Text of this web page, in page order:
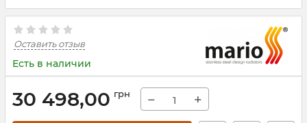
Оставить отзыв
Есть в наличии
30 498,00 грн − +